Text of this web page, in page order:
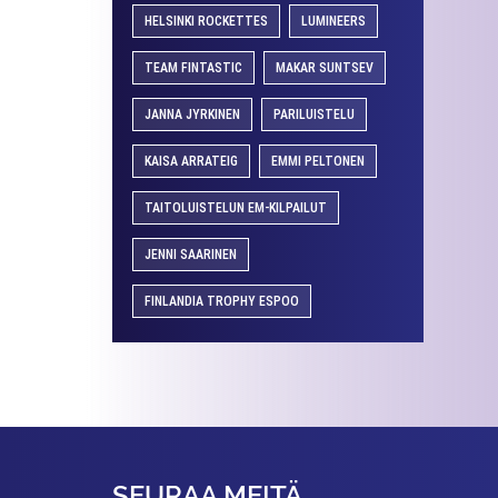
HELSINKI ROCKETTES LUMINEERS
TEAM FINTASTIC MAKAR SUNTSEV
JANNA JYRKINEN PARILUISTELU
KAISA ARRATEIG EMMI PELTONEN
TAITOLUISTELUN EM-KILPAILUT
JENNI SAARINEN
FINLANDIA TROPHY ESPOO